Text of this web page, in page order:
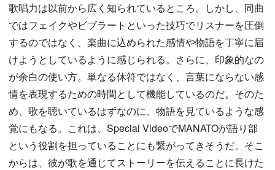
歌唱力は以前から広く知られているところ。しかし、同曲
ではフェイクやビブラートといった技巧でリスナーを圧倒
するのではなく、楽曲に込められた感情や物語を丁寧に届
けようとしているように感じられる。さらに、印象的なの
が余白の使い方。単なる休符ではなく、言葉にならない感
情を表現するための時間として機能しているのだ。そのた
め、歌を聴いているはずなのに、物語を見ているような感
覚にもなる。これは、Special VideoでMANATOが語り部
という役割を担っていることにも繋がってきそうだ。そこ
からは、彼が歌を通じてストーリーを伝えることに長けた